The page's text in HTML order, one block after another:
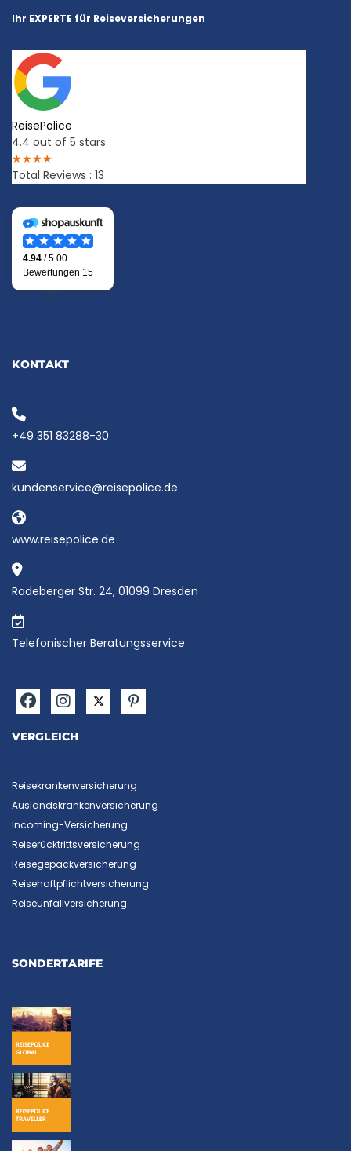
Ihr EXPERTE für Reiseversicherungen
ReisePolice
4.4 out of 5 stars
★★★★
Total Reviews : 13
KONTAKT
+49 351 83288-30
kundenservice@reisepolice.de
www.reisepolice.de
Radeberger Str. 24, 01099 Dresden
Telefonischer Beratungsservice
VERGLEICH
Reisekrankenversicherung
Auslandskrankenversicherung
Incoming-Versicherung
Reiserücktrittsversicherung
Reisegepäckversicherung
Reisehaftpflichtversicherung
Reiseunfallversicherung
SONDERTARIFE